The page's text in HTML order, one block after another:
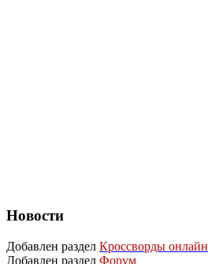
Новости
Добавлен раздел Кроссворды онлайн
Добавлен раздел Форум